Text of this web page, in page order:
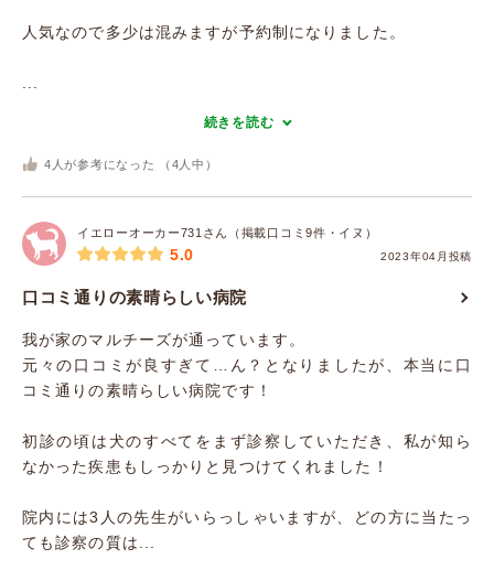
人気なので多少は混みますが予約制になりました。
続きを読む
4 人が参考になった （ 4 人中）
イエローオーカー731さん（掲載口コミ9件・イヌ）
2023年04月投稿
5.0
口コミ通りの素晴らしい病院
我が家のマルチーズが通っています。
元々の口コミが良すぎて…ん？となりましたが、本当に口
コミ通りの素晴らしい病院です！
初診の頃は犬のすべてをまず診察していただき、私が知ら
なかった疾患もしっかりと見つけてくれました！
院内には3人の先生がいらっしゃいますが、どの方に当たっ
ても診察の質は...